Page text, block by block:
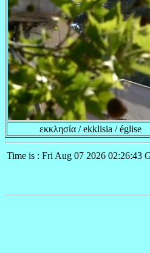
εκκλησία / ekklisia / église
Time is : Fri Aug 07 2026 02:26:43